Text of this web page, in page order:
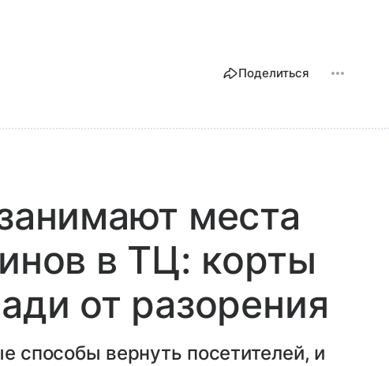
Поделиться
места
в ТЦ: корты
от разорения
способы вернуть посетителей, и